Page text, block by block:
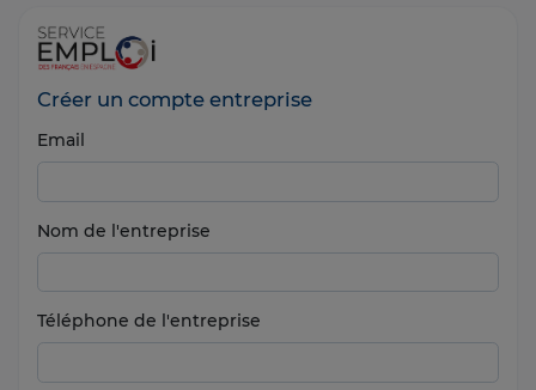
Créer un compte entreprise
Email
Nom de l'entreprise
Téléphone de l'entreprise